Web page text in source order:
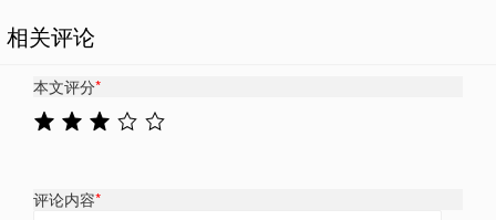
相关评论
本文评分*
评论内容*